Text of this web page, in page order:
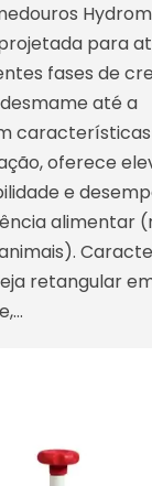
para
fases de
até a
características
oferece
e
alimentar
retangular